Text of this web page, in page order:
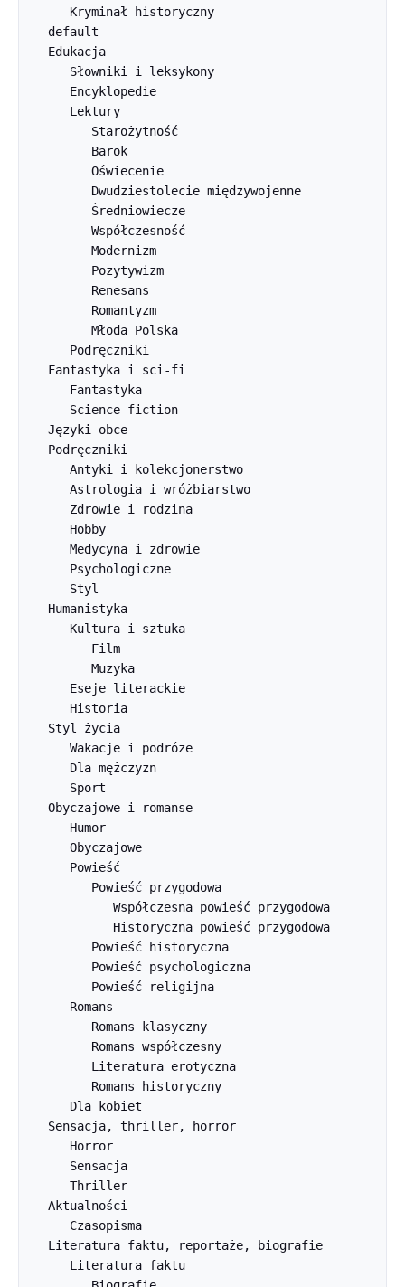
      Kryminał historyczny
   default
   Edukacja
      Słowniki i leksykony
      Encyklopedie
      Lektury
         Starożytność
         Barok
         Oświecenie
         Dwudziestolecie międzywojenne
         Średniowiecze
         Współczesność
         Modernizm
         Pozytywizm
         Renesans
         Romantyzm
         Młoda Polska
      Podręczniki
   Fantastyka i sci-fi
      Fantastyka
      Science fiction
   Języki obce
   Podręczniki
      Antyki i kolekcjonerstwo
      Astrologia i wróżbiarstwo
      Zdrowie i rodzina
      Hobby
      Medycyna i zdrowie
      Psychologiczne
      Styl
   Humanistyka
      Kultura i sztuka
         Film
         Muzyka
      Eseje literackie
      Historia
   Styl życia
      Wakacje i podróże
      Dla mężczyzn
      Sport
   Obyczajowe i romanse
      Humor
      Obyczajowe
      Powieść
         Powieść przygodowa
            Współczesna powieść przygodowa
            Historyczna powieść przygodowa
         Powieść historyczna
         Powieść psychologiczna
         Powieść religijna
      Romans
         Romans klasyczny
         Romans współczesny
         Literatura erotyczna
         Romans historyczny
      Dla kobiet
   Sensacja, thriller, horror
      Horror
      Sensacja
      Thriller
   Aktualności
      Czasopisma
   Literatura faktu, reportaże, biografie
      Literatura faktu